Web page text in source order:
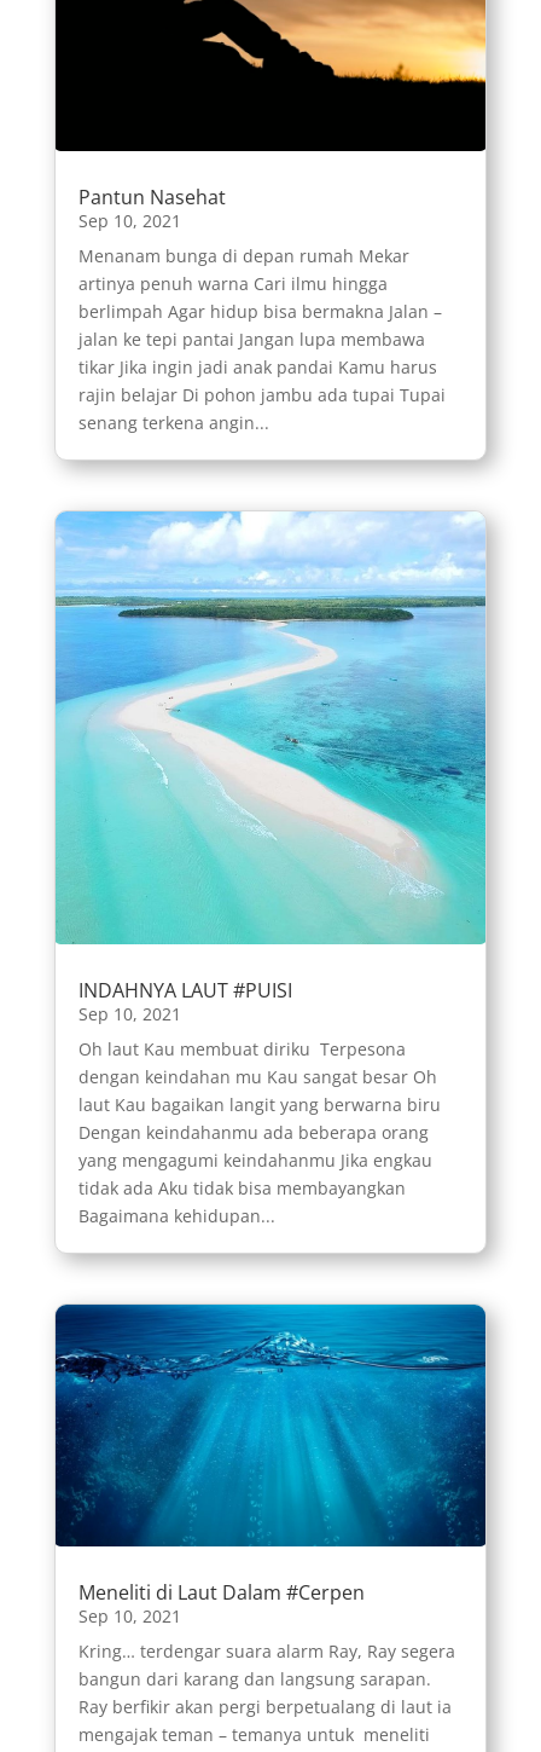
Pantun Nasehat
Sep 10, 2021
Menanam bunga di depan rumah Mekar
artinya penuh warna Cari ilmu hingga
berlimpah Agar hidup bisa bermakna Jalan –
jalan ke tepi pantai Jangan lupa membawa
tikar Jika ingin jadi anak pandai Kamu harus
rajin belajar Di pohon jambu ada tupai Tupai
senang terkena angin...
INDAHNYA LAUT #PUISI
Sep 10, 2021
Oh laut Kau membuat diriku Terpesona
dengan keindahan mu Kau sangat besar Oh
laut Kau bagaikan langit yang berwarna biru
Dengan keindahanmu ada beberapa orang
yang mengagumi keindahanmu Jika engkau
tidak ada Aku tidak bisa membayangkan
Bagaimana kehidupan...
Meneliti di Laut Dalam #Cerpen
Sep 10, 2021
Kring… terdengar suara alarm Ray, Ray segera
bangun dari karang dan langsung sarapan.
Ray berfikir akan pergi berpetualang di laut ia
mengajak teman – temanya untuk meneliti